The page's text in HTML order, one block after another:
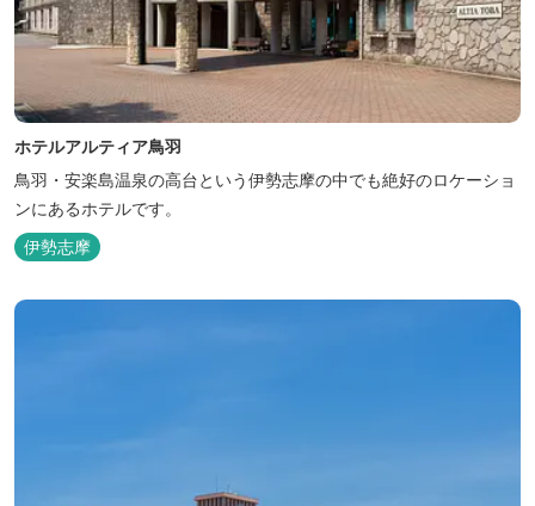
ホテルアルティア鳥羽
鳥羽・安楽島温泉の高台という伊勢志摩の中でも絶好のロケーショ
ンにあるホテルです。
伊勢志摩